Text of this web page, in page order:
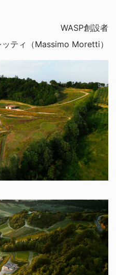
WASP創設者
ティ（Massimo Moretti）